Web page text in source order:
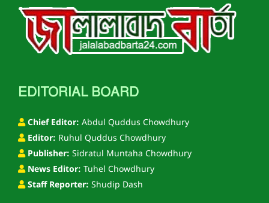
EDITORIAL BOARD
Chief Editor: Abdul Quddus Chowdhury
Editor: Ruhul Quddus Chowdhury
Publisher: Sidratul Muntaha Chowdhury
News Editor: Tuhel Chowdhury
Staff Reporter: Shudip Dash